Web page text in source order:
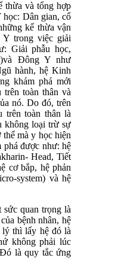
thừa và tổng hợp
học: Dân gian, cổ
kế thừa vận
Y trong việc giải
Giải phẫu học,
Đông Y như
hành, hệ Kinh
khám phá mới
trên toàn thân và
nó. Do đó, trên
trên toàn thân là
không loại trừ sự
thể mà y học hiện
phá được như: hệ
Head, Tiết
cơ bắp, hệ phản
system) và hệ
quan trọng là
bệnh nhân, hệ
lý thì lấy hệ đó là
không phải lúc
là quy tắc ứng